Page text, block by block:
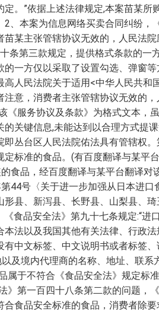
。”依据上述法律规定,本案苗某
、本案为信息网络买卖合同纠纷
某主张管辖协议无效的，人民法
条第三款规定，提供格式条款的
一方仅以采取了设置勾选、弹窗
人民法院关于适用<中华人民共
意，消费者主张管辖协议无效的
《服务协议及条款》为格式文本
关键信息,未能达到以合理方式提
丛台区人民法院佑法具有管辖权
标准的食品。(有百度翻译与某平
食品，经百度翻译与某平台翻译
44号〈关于进一步加强从日本进
县、新泻县、长野县、山梨县、
食品安全法》第九十七条规定:“
法以及我国其他有关法律、行政
中文标签、中文说明书或者标签
及境内代理商的名称、地址、联
属于不符合《食品安全法》规定标
》第一百四十八条第二款的问题，
食品安全标准的食品，消费者除